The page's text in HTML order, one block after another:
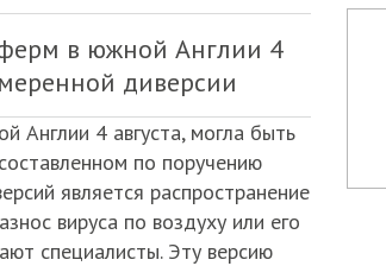
в южной Англии 4
диверсии
Англии 4 августа, могла быть
по поручению
является распространение
вируса по воздуху или его
специалисты. Эту версию